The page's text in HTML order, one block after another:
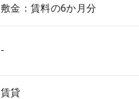
敷金：賃料の6か月分
-
賃貸